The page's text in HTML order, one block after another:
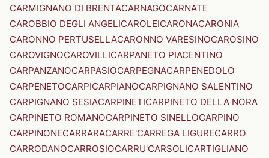
CARMIGNANO DI BRENTACARNAGOCARNATE
CAROBBIO DEGLI ANGELICAROLEICARONACARONIA
CARONNO PERTUSELLACARONNO VARESINOCAROSINO
CAROVIGNOCAROVILLICARPANETO PIACENTINO
CARPANZANOCARPASIOCARPEGNACARPENEDOLO
CARPENETOCARPICARPIANOCARPIGNANO SALENTINO
CARPIGNANO SESIACARPINETICARPINETO DELLA NORA
CARPINETO ROMANOCARPINETO SINELLOCARPINO
CARPINONECARRARACARRE'CARREGA LIGURECARRO
CARRODANOCARROSIOCARRU'CARSOLICARTIGLIANO